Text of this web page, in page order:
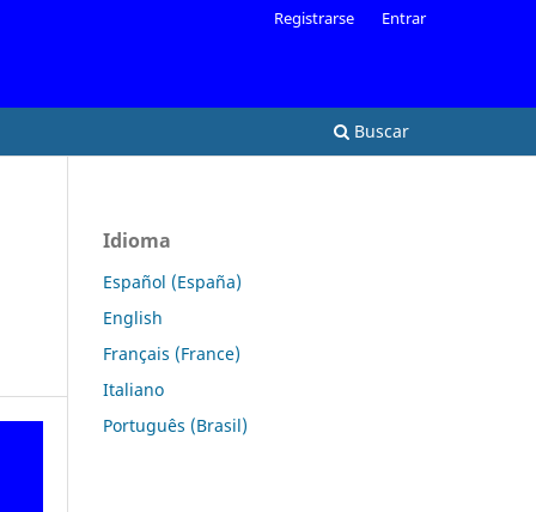
Buscar
Registrarse Entrar
Idioma
Español (España)
English
Français (France)
Italiano
Português (Brasil)